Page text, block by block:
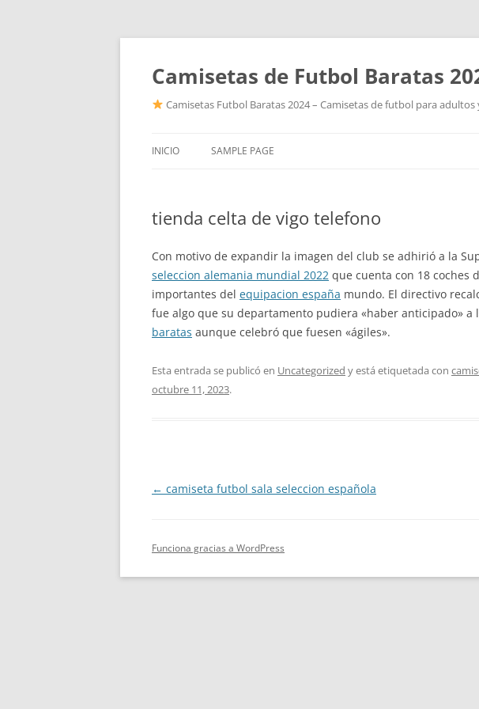
Camisetas de Futbol Baratas
Camisetas Futbol Baratas 2024 – Camisetas de futbol para adultos
INICIO SAMPLE PAGE
tienda celta de vigo telefono
Con motivo de expandir la imagen del club se adhirió a la
seleccion alemania mundial 2022 que cuenta con 18 coches
importantes del equipacion españa mundo. El directivo
fue algo que su departamento pudiera «haber anticipado»
baratas aunque celebró que fuesen «ágiles».
Esta entrada se publicó en Uncategorized y está etiquetada con
octubre 11, 2023.
Navegación
← camiseta futbol sala seleccion española
Funciona gracias a WordPress